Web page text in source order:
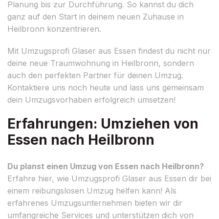
Planung bis zur Durchführung. So kannst du dich
ganz auf den Start in deinem neuen Zuhause in
Heilbronn konzentrieren.
Mit Umzugsprofi Glaser aus Essen findest du nicht nur
deine neue Traumwohnung in Heilbronn, sondern
auch den perfekten Partner für deinen Umzug.
Kontaktiere uns noch heute und lass uns gemeinsam
dein Umzugsvorhaben erfolgreich umsetzen!
Erfahrungen: Umziehen von
Essen nach Heilbronn
Du planst einen Umzug von Essen nach Heilbronn?
Erfahre hier, wie Umzugsprofi Glaser aus Essen dir bei
einem reibungslosen Umzug helfen kann! Als
erfahrenes Umzugsunternehmen bieten wir dir
umfangreiche Services und unterstützen dich von